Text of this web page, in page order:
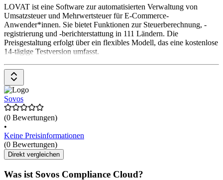
LOVAT ist eine Software zur automatisierten Verwaltung von
Umsatzsteuer und Mehrwertsteuer für E-Commerce-
Anwender*innen. Sie bietet Funktionen zur Steuerberechnung, -
registrierung und -berichterstattung in 111 Ländern. Die
Preisgestaltung erfolgt über ein flexibles Modell, das eine kostenlose
14-tägige Testversion umfasst.
Sovos
(0 Bewertungen)
•
Keine Preisinformationen
(0 Bewertungen)
Direkt vergleichen
Was ist Sovos Compliance Cloud?